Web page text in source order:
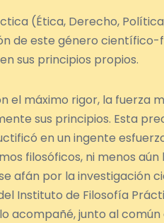
(Ética, Derecho,
de este género
sus principios propios.
el máximo rigor, la fuerza
sus principios. Esta
en un ingente
filosóficos, ni menos
afán por la investigación
Instituto de Filosofía
acompañé, junto al